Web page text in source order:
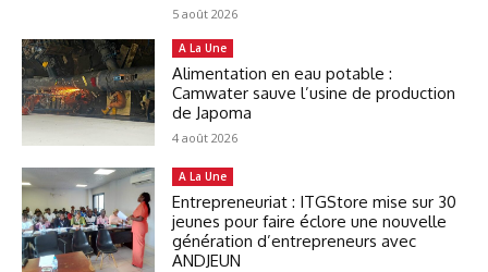
5 août 2026
A La Une
Alimentation en eau potable :
Camwater sauve l’usine de production
de Japoma
4 août 2026
A La Une
Entrepreneuriat : ITGStore mise sur 30
jeunes pour faire éclore une nouvelle
génération d’entrepreneurs avec
ANDJEUN